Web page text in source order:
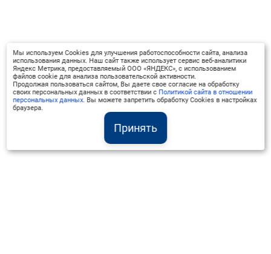
Принять
Мы используем Cookies для улучшения работоспособности сайта, анализа
использования данных. Наш сайт также использует сервис веб-аналитики
Яндекс Метрика, предоставляемый ООО «ЯНДЕКС», с использованием
файлов cookie для анализа пользовательской активности.
Продолжая пользоваться сайтом, Вы даете свое согласие на обработку
своих персональных данных в соответствии с Политикой сайта в отношении
персональных данных. Вы можете запретить обработку Cookies в настройках
браузера.